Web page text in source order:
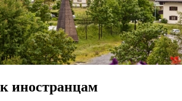
иностранцам